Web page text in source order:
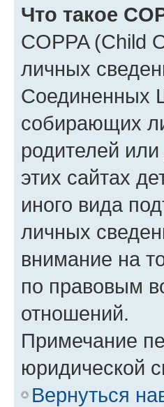
Что такое
COPPA (Child
личных
Соединенных
собирающих
родителей
этих сайтах
иного вида
личных
внимание на
по правовым
отношений.
Примечание
юридической
Вернуться